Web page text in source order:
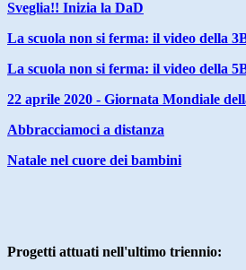
Sveglia!! Inizia la DaD
La scuola non si ferma: il video della
La scuola non si ferma: il video della
22 aprile 2020 - Giornata Mondiale
Abbracciamoci a distanza
Natale nel cuore dei bambini
Progetti attuati nell'ultimo triennio: